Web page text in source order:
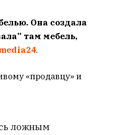
Она создала
там мебель,
.
«продавцу» и
ложным